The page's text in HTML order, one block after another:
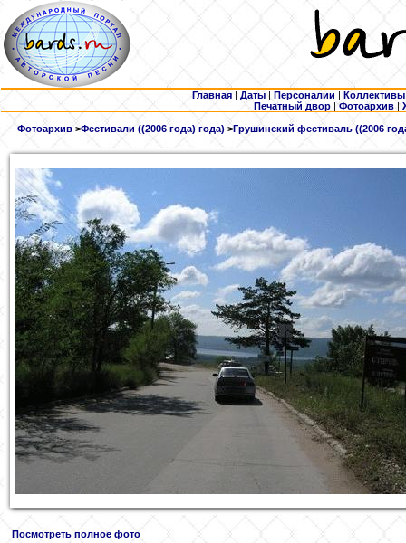
Главная | Даты | Персоналии | Коллективы
Печатный двор |Фотоархив |
Фотоархив >Фестивали ((2006 года) года) >Грушинский фестиваль ((2006
Посмотреть полное фото